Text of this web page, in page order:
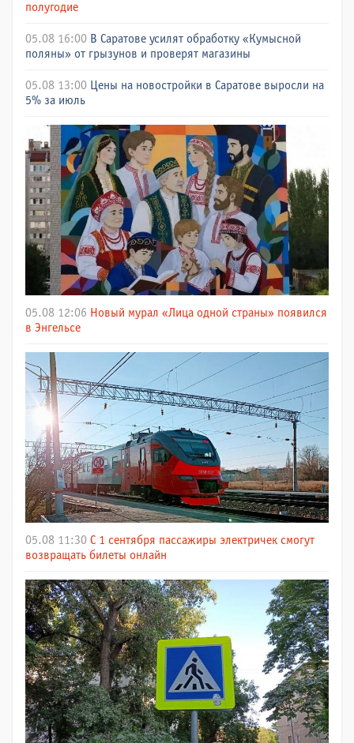
полугодие
05.08 16:00 В Саратове усилят обработку «Кумысной
поляны» от грызунов и проверят магазины
05.08 13:00 Цены на новостройки в Саратове выросли на
5% за июль
05.08 12:06 Новый мурал «Лица одной страны» появился
в Энгельсе
05.08 11:30 С 1 сентября пассажиры электричек смогут
возвращать билеты онлайн